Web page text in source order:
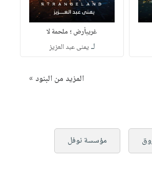
غريبأرض ؛ ملحمة لا
لـ يمنى عبد العزيز
المزيد من البنود »
مؤسسة نوفل